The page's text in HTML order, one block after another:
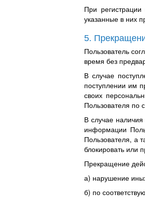
При
указанные в них
5.
Пользователь
время без
В случае
поступлении им
своих
Пользователя по
В случае
информации
Пользователя, а
блокировать или
Прекращение
а) нарушение
б) по